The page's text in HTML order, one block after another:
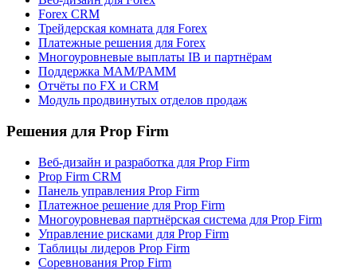
Forex CRM
Трейдерская комната для Forex
Платежные решения для Forex
Многоуровневые выплаты IB и партнёрам
Поддержка MAM/PAMM
Отчёты по FX и CRM
Модуль продвинутых отделов продаж
Решения для Prop Firm
Веб-дизайн и разработка для Prop Firm
Prop Firm CRM
Панель управления Prop Firm
Платежное решение для Prop Firm
Многоуровневая партнёрская система для Prop Firm
Управление рисками для Prop Firm
Таблицы лидеров Prop Firm
Соревнования Prop Firm